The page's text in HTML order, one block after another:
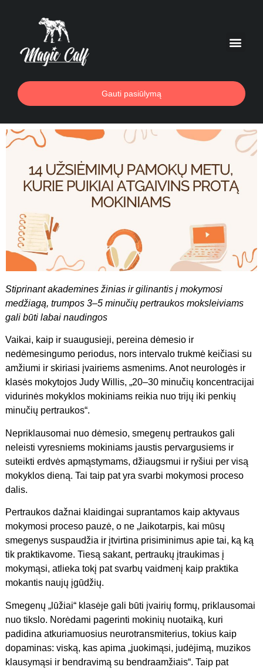
Gauti pasiūlymą
Stiprinant akademines žinias ir gilinantis į mokymosi
medžiagą, trumpos 3–5 minučių pertraukos moksleiviams
gali būti labai naudingos
Vaikai, kaip ir suaugusieji, pereina dėmesio ir
nedėmesingumo periodus, nors intervalo trukmė keičiasi su
amžiumi ir skiriasi įvairiems asmenims. Anot neurologės ir
klasės mokytojos Judy Willis, „20–30 minučių koncentracijai
vidurinės mokyklos mokiniams reikia nuo trijų iki penkių
minučių pertraukos“.
Nepriklausomai nuo dėmesio, smegenų pertraukos gali
neleisti vyresniems mokiniams jaustis pervargusiems ir
suteikti erdvės apmąstymams, džiaugsmui ir ryšiui per visą
mokyklos dieną. Tai taip pat yra svarbi mokymosi proceso
dalis.
Pertraukos dažnai klaidingai suprantamos kaip aktyvaus
mokymosi proceso pauzė, o ne „laikotarpis, kai mūsų
smegenys suspaudžia ir įtvirtina prisiminimus apie tai, ką ką
tik praktikavome. Tiesą sakant, pertraukų įtraukimas į
mokymąsi, atlieka tokį pat svarbų vaidmenį kaip praktika
mokantis naujų įgūdžių.
Smegenų „lūžiai“ klasėje gali būti įvairių formų, priklausomai
nuo tikslo. Norėdami pagerinti mokinių nuotaiką, kuri
padidina atkuriamuosius neurotransmiterius, tokius kaip
dopaminas: viską, kas apima „juokimąsi, judėjimą, muzikos
klausymąsi ir bendravimą su bendraamžiais“. Taip pat